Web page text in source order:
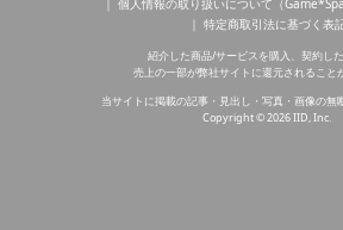
個人情報の取り扱いについて（
特定商取引法に基づく表
紹介した商品/サービスを購入、契約した
売上の一部が弊社サイトに還元されること
当サイトに掲載の記事・見出し・写真・画像の無
Copyright © 2026 IID, Inc.